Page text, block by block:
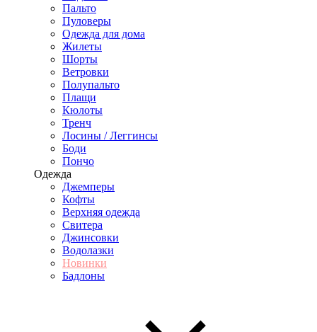
Пальто
Пуловеры
Одежда для дома
Жилеты
Шорты
Ветровки
Полупальто
Плащи
Кюлоты
Тренч
Лосины / Леггинсы
Боди
Пончо
Одежда
Джемперы
Кофты
Верхняя одежда
Свитера
Джинсовки
Водолазки
Новинки
Бадлоны